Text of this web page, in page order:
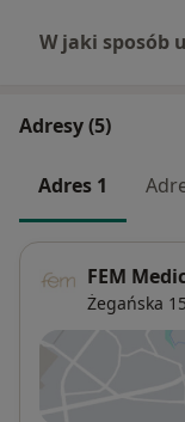
poprawa
W jaki sposób
Adresy (5)
Adres 1
FEM
Żegańska